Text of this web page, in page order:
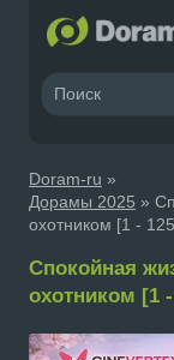
Doram-ru »
Дорамы 2025 »
охотником [1 -
Спокойная
охотником [1